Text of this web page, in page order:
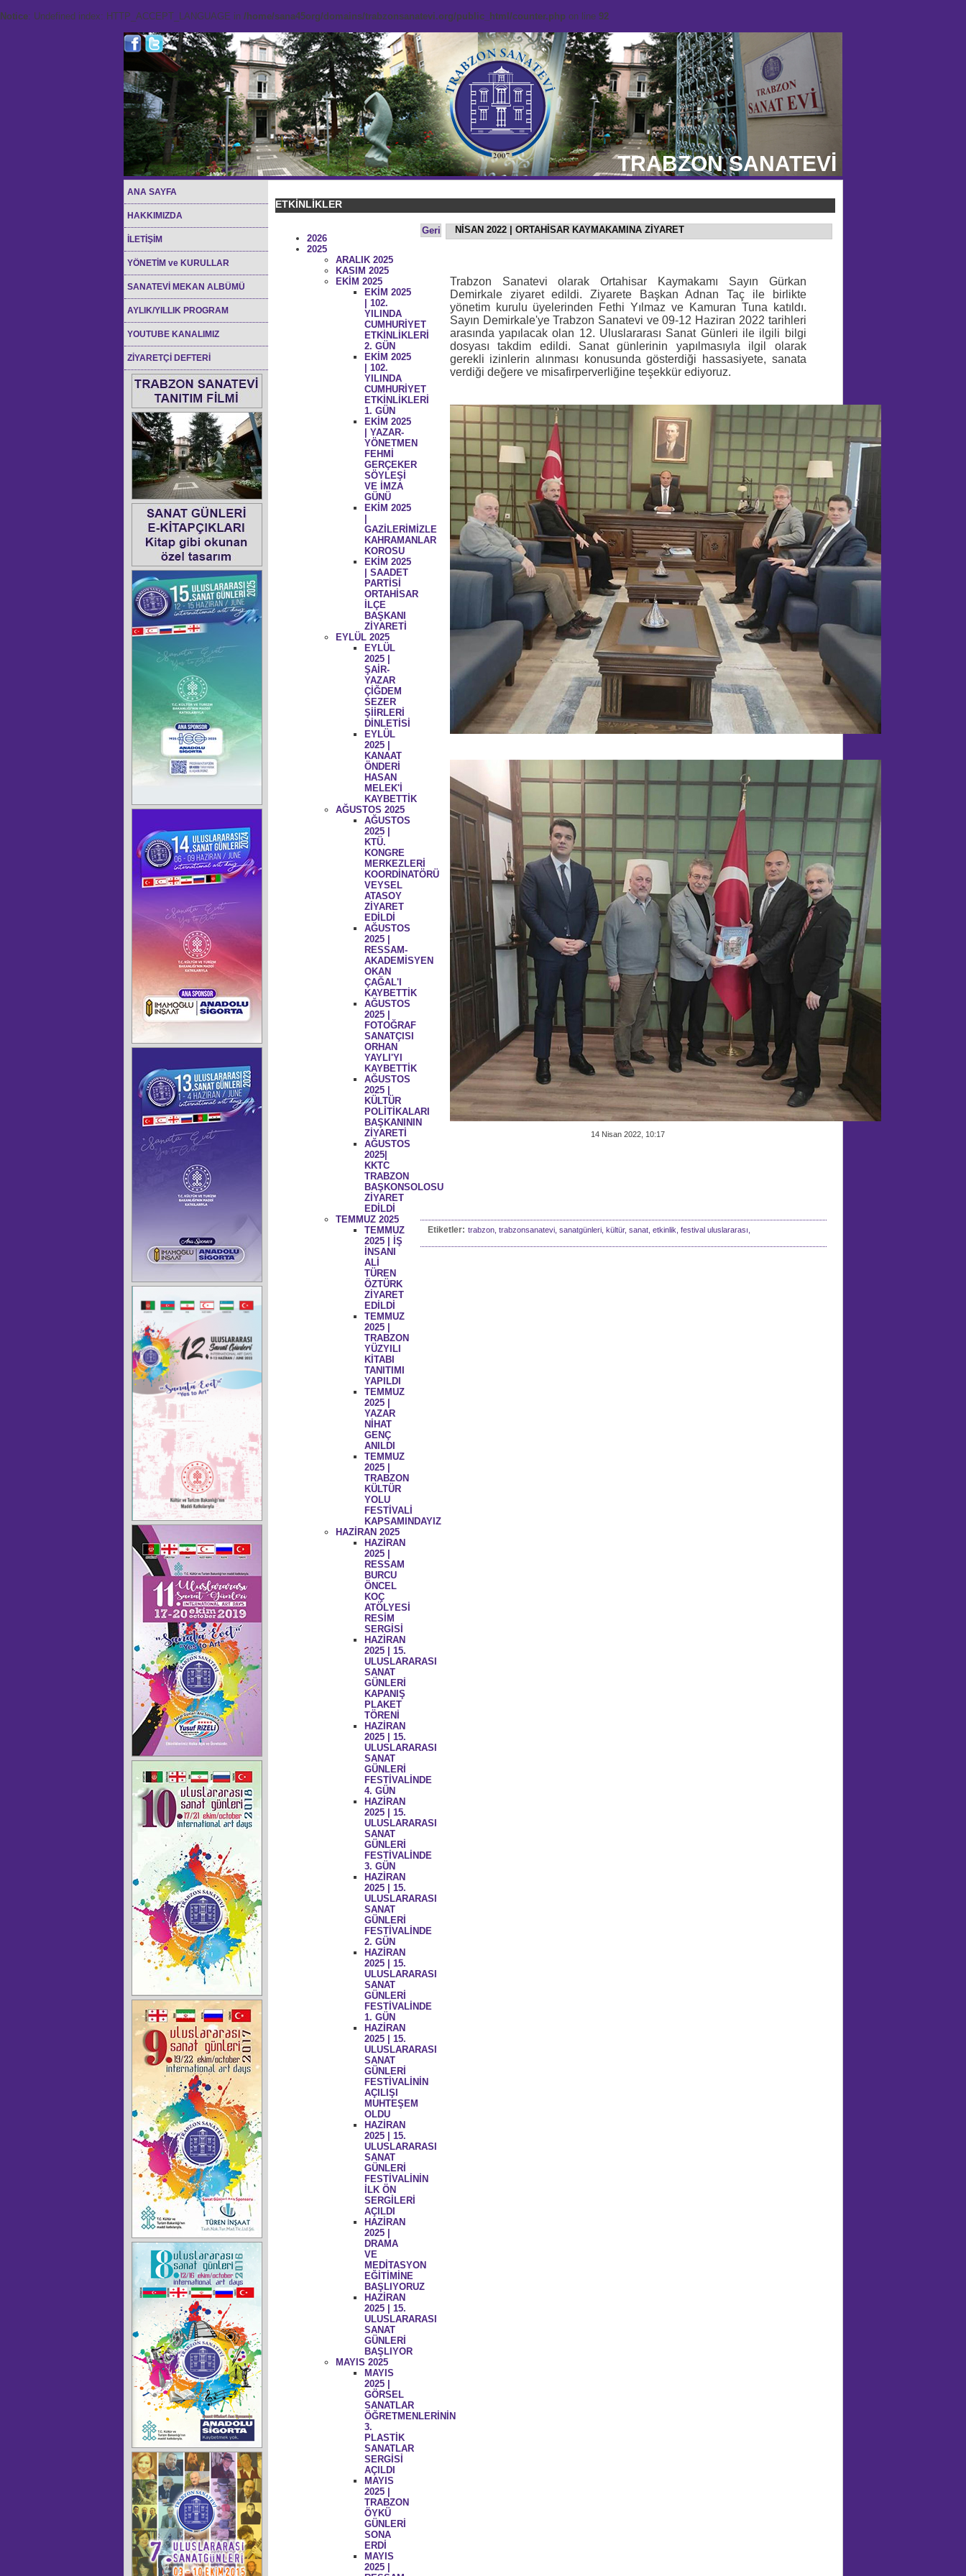
Notice: Undefined index: HTTP_ACCEPT_LANGUAGE in /home/sana45org/domains/trabzonsanatevi.org/public_html/counter.php on line 92
TRABZON SANATEVİ
ANA SAYFA
HAKKIMIZDA
İLETİŞİM
YÖNETİM ve KURULLAR
SANATEVİ MEKAN ALBÜMÜ
AYLIK/YILLIK PROGRAM
YOUTUBE KANALIMIZ
ZİYARETÇİ DEFTERİ
ETKİNLİKLER
Geri NİSAN 2022 | ORTAHİSAR KAYMAKAMINA ZİYARET
Trabzon Sanatevi olarak Ortahisar Kaymakamı Sayın Gürkan
Demirkale ziyaret edildi. Ziyarete Başkan Adnan Taç ile birlikte
yönetim kurulu üyelerinden Fethi Yılmaz ve Kamuran Tuna katıldı.
Sayın Demirkale'ye Trabzon Sanatevi ve 09-12 Haziran 2022 tarihleri
arasında yapılacak olan 12. Uluslararası Sanat Günleri ile ilgili bilgi
dosyası takdim edildi. Sanat günlerinin yapılmasıyla ilgil olarak
gerekli izinlerin alınması konusunda gösterdiği hassasiyete, sanata
verdiği değere ve misafirperverliğine teşekkür ediyoruz.
14 Nisan 2022, 10:17
Etiketler: trabzon, trabzonsanatevi, sanatgünleri, kültür, sanat, etkinlik, festival uluslararası,
2026
2025
ARALIK 2025
KASIM 2025
EKİM 2025
EKİM 2025
| 102.
YILINDA
CUMHURİYET
ETKİNLİKLERİ
2. GÜN
EKİM 2025
| 102.
YILINDA
CUMHURİYET
ETKİNLİKLERİ
1. GÜN
EKİM 2025
| YAZAR-
YÖNETMEN
FEHMİ
GERÇEKER
SÖYLEŞİ
VE İMZA
GÜNÜ
EKİM 2025
GAZİLERİMİZLE
KAHRAMANLAR
KOROSU
EKİM 2025
| SAADET
PARTİSİ
ORTAHİSAR
İLÇE
BAŞKANI
ZİYARETİ
EYLÜL 2025
EYLÜL
2025 |
ŞAİR-
YAZAR
ÇİĞDEM
SEZER
ŞİİRLERİ
DİNLETİSİ
EYLÜL
2025 |
KANAAT
ÖNDERİ
HASAN
MELEK'İ
KAYBETTİK
AĞUSTOS 2025
AĞUSTOS
2025 |
KTÜ.
KONGRE
MERKEZLERİ
KOORDİNATÖRÜ
VEYSEL
ATASOY
ZİYARET
EDİLDİ
AĞUSTOS
2025 |
RESSAM-
AKADEMİSYEN
OKAN
ÇAĞAL'I
KAYBETTİK
AĞUSTOS
2025 |
FOTOĞRAF
SANATÇISI
ORHAN
YAYLI'YI
KAYBETTİK
AĞUSTOS
2025 |
KÜLTÜR
POLİTİKALARI
BAŞKANININ
ZİYARETİ
AĞUSTOS
2025|
KKTC
TRABZON
BAŞKONSOLOSU
ZİYARET
EDİLDİ
TEMMUZ 2025
TEMMUZ
2025 | İŞ
İNSANI
ALİ
TÜREN
ÖZTÜRK
ZİYARET
EDİLDİ
TEMMUZ
2025 |
TRABZON
YÜZYILI
KİTABI
TANITIMI
YAPILDI
TEMMUZ
2025 |
YAZAR
NİHAT
GENÇ
ANILDI
TEMMUZ
2025 |
TRABZON
KÜLTÜR
YOLU
FESTİVALİ
KAPSAMINDAYIZ
HAZİRAN 2025
HAZİRAN
2025 |
RESSAM
BURCU
ÖNCEL
KOÇ
ATÖLYESİ
RESİM
SERGİSİ
HAZİRAN
2025 | 15.
ULUSLARARASI
SANAT
GÜNLERİ
KAPANIŞ
PLAKET
TÖRENİ
HAZİRAN
2025 | 15.
ULUSLARARASI
SANAT
GÜNLERİ
FESTİVALİNDE
4. GÜN
HAZİRAN
2025 | 15.
ULUSLARARASI
SANAT
GÜNLERİ
FESTİVALİNDE
3. GÜN
HAZİRAN
2025 | 15.
ULUSLARARASI
SANAT
GÜNLERİ
FESTİVALİNDE
2. GÜN
HAZİRAN
2025 | 15.
ULUSLARARASI
SANAT
GÜNLERİ
FESTİVALİNDE
1. GÜN
HAZİRAN
2025 | 15.
ULUSLARARASI
SANAT
GÜNLERİ
FESTİVALİNİN
AÇILIŞI
MUHTEŞEM
OLDU
HAZİRAN
2025 | 15.
ULUSLARARASI
SANAT
GÜNLERİ
FESTİVALİNİN
İLK ÖN
SERGİLERİ
AÇILDI
HAZİRAN
2025 |
DRAMA
VE
MEDİTASYON
EĞİTİMİNE
BAŞLIYORUZ
HAZİRAN
2025 | 15.
ULUSLARARASI
SANAT
GÜNLERİ
BAŞLIYOR
MAYIS 2025
MAYIS
2025 |
GÖRSEL
SANATLAR
ÖĞRETMENLERİNİN
3.
PLASTİK
SANATLAR
SERGİSİ
AÇILDI
MAYIS
2025 |
TRABZON
ÖYKÜ
GÜNLERİ
SONA
ERDİ
MAYIS
2025 |